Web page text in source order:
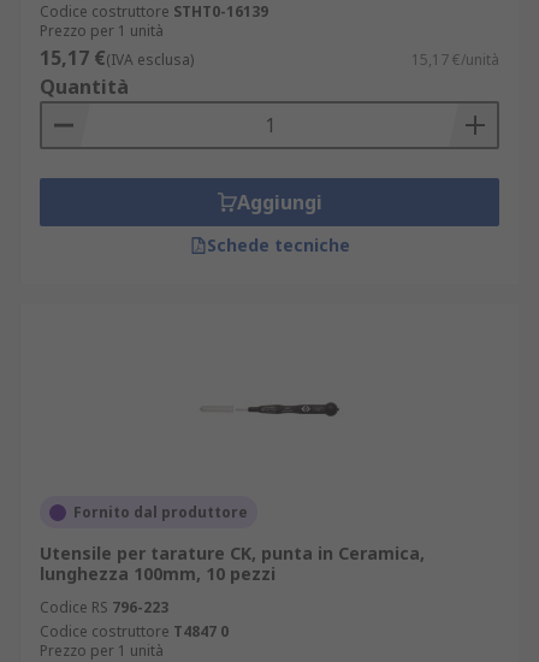
Codice costruttore STHT0-16139
Prezzo per 1 unità
15,17 €(IVA esclusa) 15,17 €/unità
Quantità
Aggiungi
Schede tecniche
Fornito dal produttore
Utensile per tarature CK, punta in Ceramica,
lunghezza 100mm, 10 pezzi
Codice RS 796-223
Codice costruttore T4847 0
Prezzo per 1 unità